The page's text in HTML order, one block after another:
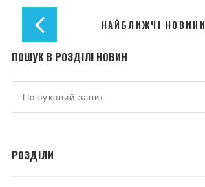
НАЙБЛИЖЧІ НОВИНИ
ПОШУК В РОЗДІЛІ НОВИН
РОЗДІЛИ